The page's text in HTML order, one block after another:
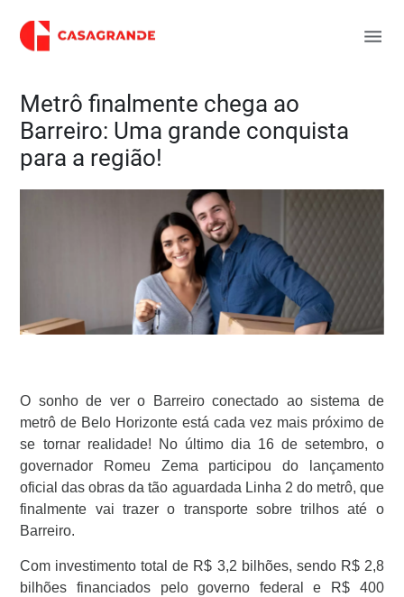
Metrô finalmente chega ao
Barreiro: Uma grande conquista
para a região!
O sonho de ver o Barreiro conectado ao sistema de
metrô de Belo Horizonte está cada vez mais próximo de
se tornar realidade! No último dia 16 de setembro, o
governador Romeu Zema participou do lançamento
oficial das obras da tão aguardada Linha 2 do metrô, que
finalmente vai trazer o transporte sobre trilhos até o
Barreiro.
Com investimento total de R$ 3,2 bilhões, sendo R$ 2,8
bilhões financiados pelo governo federal e R$ 400